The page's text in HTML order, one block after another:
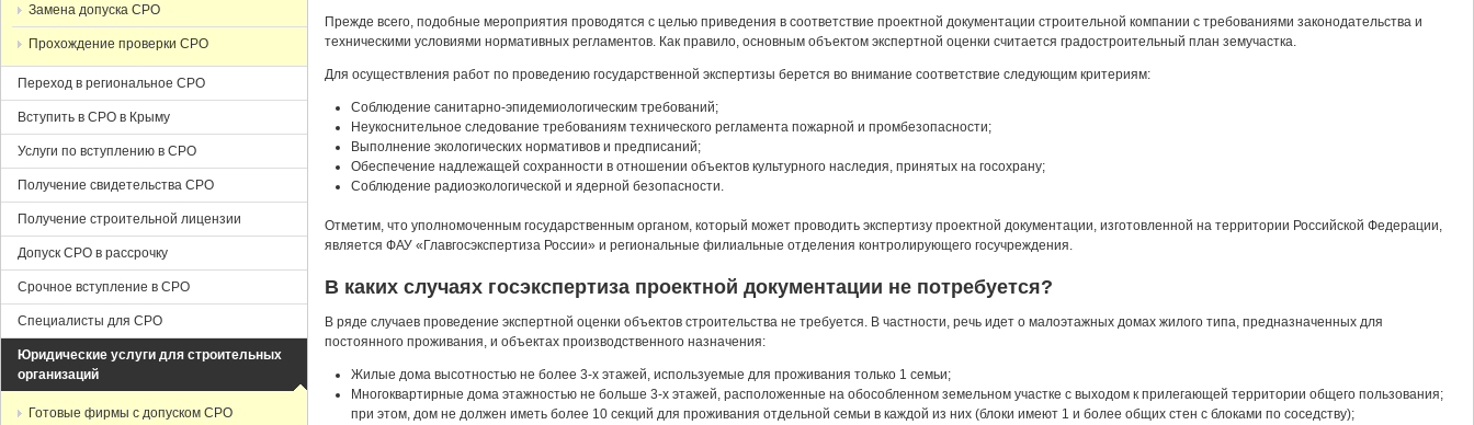
Прежде всего, подобные мероприятия проводятся с целью приведения в соответствие проектной документации строительной компании с требованиями законодательства и
техническими условиями нормативных регламентов. Как правило, основным объектом экспертной оценки считается градостроительный план земучастка.
Для осуществления работ по проведению государственной экспертизы берется во внимание соответствие следующим критериям:
Соблюдение санитарно-эпидемиологическим требований;
Неукоснительное следование требованиям технического регламента пожарной и промбезопасности;
Выполнение экологических нормативов и предписаний;
Обеспечение надлежащей сохранности в отношении объектов культурного наследия, принятых на госохрану;
Соблюдение радиоэкологической и ядерной безопасности.
Отметим, что уполномоченным государственным органом, который может проводить экспертизу проектной документации, изготовленной на территории Российской Федерации,
является ФАУ «Главгосэкспертиза России» и региональные филиальные отделения контролирующего госучреждения.
В каких случаях госэкспертиза проектной документации не потребуется?
В ряде случаев проведение экспертной оценки объектов строительства не требуется. В частности, речь идет о малоэтажных домах жилого типа, предназначенных для
постоянного проживания, и объектах производственного назначения:
Жилые дома высотностью не более 3-х этажей, используемые для проживания только 1 семьи;
Многоквартирные дома этажностью не больше 3-х этажей, расположенные на обособленном земельном участке с выходом к прилегающей территории общего пользования;
при этом, дом не должен иметь более 10 секций для проживания отдельной семьи в каждой из них (блоки имеют 1 и более общих стен с блоками по соседству);
Замена допуска СРО
Прохождение проверки СРО
Переход в региональное СРО
Вступить в СРО в Крыму
Услуги по вступлению в СРО
Получение свидетельства СРО
Получение строительной лицензии
Допуск СРО в рассрочку
Срочное вступление в СРО
Специалисты для СРО
Юридические услуги для строительных
организаций
Готовые фирмы с допуском СРО